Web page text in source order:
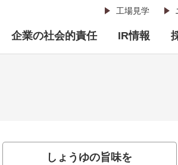
工場見学
企業の社会的責任 IR情報
しょうゆの旨味を